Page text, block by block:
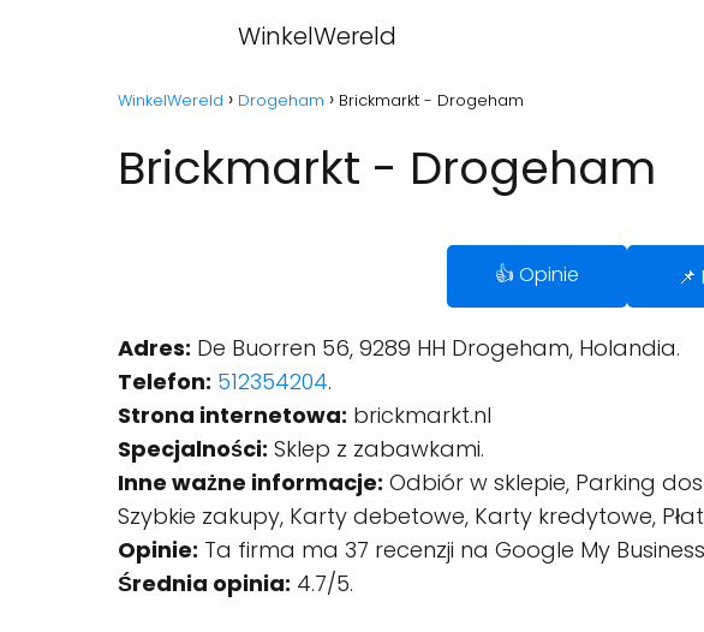
WinkelWereld
WinkelWereld Drogeham Brickmarkt - Drogeham
Brickmarkt - Drogeham
👍 Opinie
Adres: De Buorren 56, 9289 HH Drogeham, Holandia.
Telefon: 512354204.
Strona internetowa: brickmarkt.nl
Specjalności: Sklep z zabawkami.
Inne ważne informacje: Odbiór w sklepie, Parking
Szybkie zakupy, Karty debetowe, Karty kredytowe,
Opinie: Ta firma ma 37 recenzji na Google My
Średnia opinia: 4.7/5.